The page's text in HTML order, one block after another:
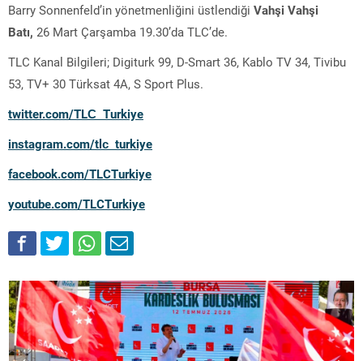
Barry Sonnenfeld’in yönetmenliğini üstlendiği Vahşi Vahşi
Batı, 26 Mart Çarşamba 19.30’da TLC’de.
TLC Kanal Bilgileri; Digiturk 99, D-Smart 36, Kablo TV 34, Tivibu
53, TV+ 30 Türksat 4A, S Sport Plus.
twitter.com/TLC_Turkiye
instagram.com/tlc_turkiye
facebook.com/TLCTurkiye
youtube.com/TLCTurkiye